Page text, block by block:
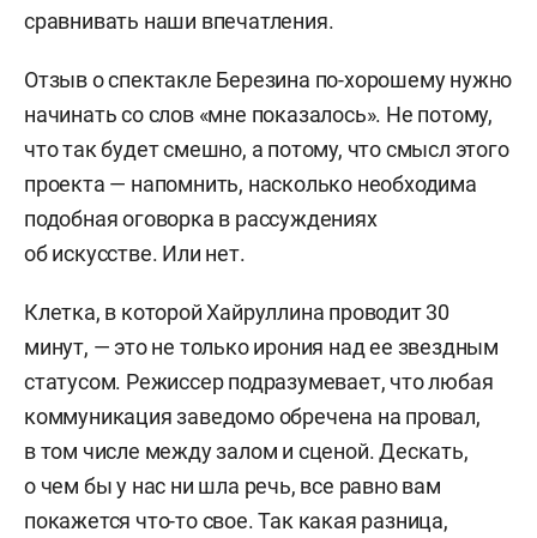
сравнивать наши впечатления.
Отзыв о спектакле Березина по-хорошему нужно
начинать со слов «мне показалось». Не потому,
что так будет смешно, а потому, что смысл этого
проекта — напомнить, насколько необходима
подобная оговорка в рассуждениях
об искусстве. Или нет.
Клетка, в которой Хайруллина проводит 30
минут, — это не только ирония над ее звездным
статусом. Режиссер подразумевает, что любая
коммуникация заведомо обречена на провал,
в том числе между залом и сценой. Дескать,
о чем бы у нас ни шла речь, все равно вам
покажется что-то свое. Так какая разница,